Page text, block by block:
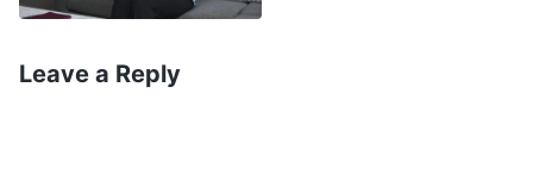
हामी सबैलाई आफूसँगै नरकमा तान्दै हुनुहुन्छ। अबदेखि मलाई
लाग्यो र निकै खिन्न भएँ, तर त्यो परिस्थिति परमेश्‍वरबाट आएको
Leave a Reply